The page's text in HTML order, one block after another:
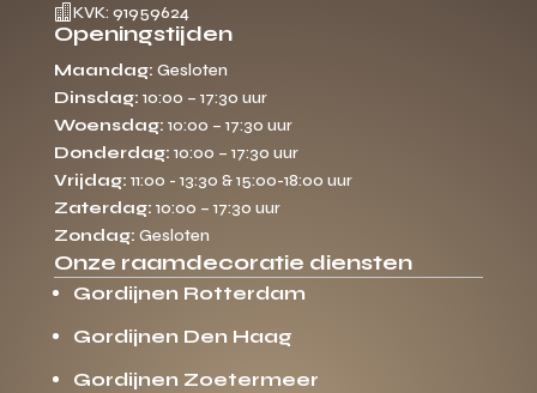
 KVK: 91959624
Openingstijden
Maandag: Gesloten
Dinsdag: 10:00 – 17:30 uur
Woensdag: 10:00 – 17:30 uur
Donderdag: 10:00 – 17:30 uur
Vrijdag: 11:00 - 13:30 & 15:00-18:00 uur
Zaterdag: 10:00 – 17:30 uur
Zondag: Gesloten
Onze raamdecoratie diensten
Gordijnen Rotterdam
Gordijnen Den Haag
Gordijnen Zoetermeer